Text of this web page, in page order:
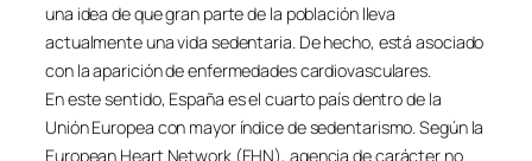
una idea de que gran parte de la población lleva
actualmente una vida sedentaria. De hecho, está asociado
con la aparición de enfermedades cardiovasculares.
En este sentido, España es el cuarto país dentro de la
Unión Europea con mayor índice de sedentarismo. Según la
European Heart Network (EHN), agencia de carácter no